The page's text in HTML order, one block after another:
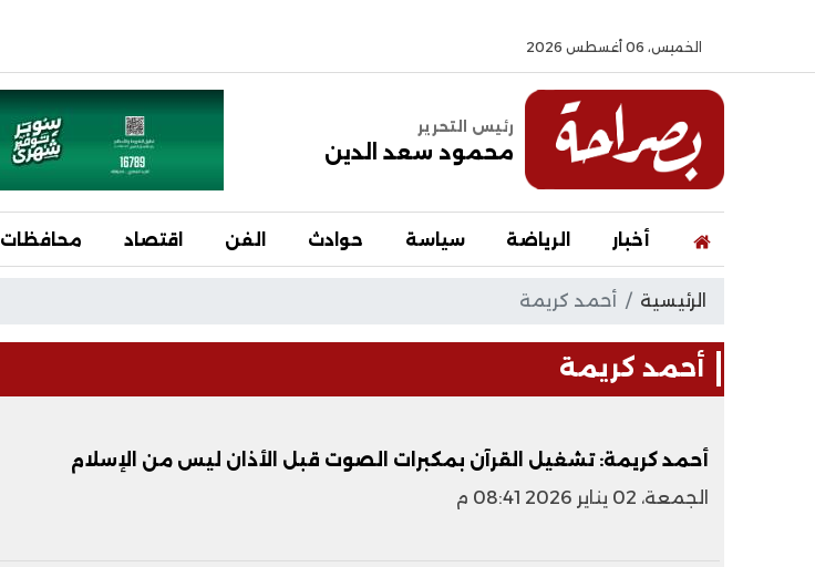
الخميس، 06 أغسطس 2026
رئيس التحرير
محمود سعد الدين
أخبار الرياضة سياسة حوادث الفن اقتصاد محافظات
الرئيسية أحمد كريمة
أحمد كريمة
أحمد كريمة: تشغيل القرآن بمكبرات الصوت قبل الأذان ليس من الإسلام
الجمعة، 02 يناير 2026 08:41 م